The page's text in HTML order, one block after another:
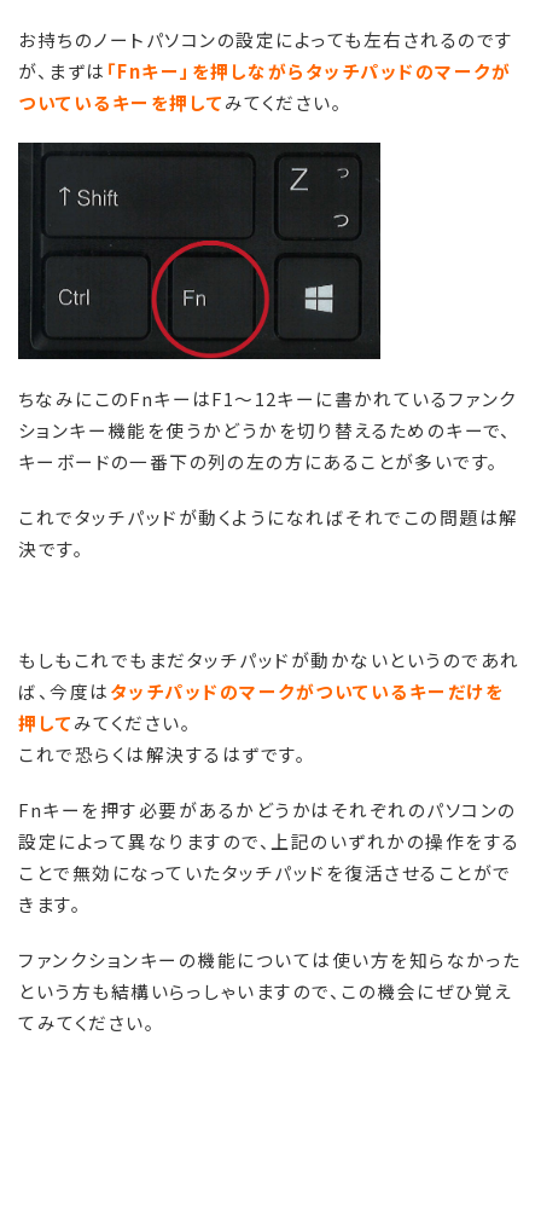
お持ちのノートパソコンの設定によっても左右されるのです
が、まずは 「Fnキー」を押しながらタッチパッドのマークが
ついているキーを押してみてください。
ちなみにこのFnキーはF1～12キーに書かれているファンク
ションキー機能を使うかどうかを切り替えるためのキーで、
キーボードの一番下の列の左の方にあることが多いです。
これでタッチパッドが動くようになればそれでこの問題は解
決です。
もしもこれでもまだタッチパッドが動かないというのであれ
ば、今度はタッチパッドのマークがついているキーだけを
押してみてください。
これで恐らくは解決するはずです。
Fnキーを押す必要があるかどうかはそれぞれのパソコンの
設定によって異なりますので、上記のいずれかの操作をする
ことで無効になっていたタッチパッドを復活させることがで
きます。
ファンクションキーの機能については使い方を知らなかった
という方も結構いらっしゃいますので、この機会にぜひ覚え
てみてください。